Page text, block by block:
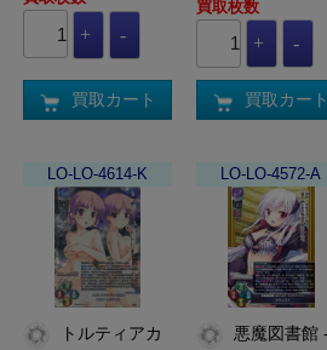
買取カート
買取枚数
買取カート
LO-LO-4614-K LO-LO-4572-A
悪魔図書館 -